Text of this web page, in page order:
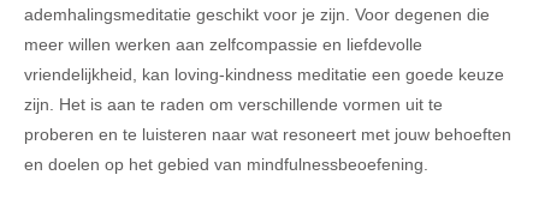
ademhalingsmeditatie geschikt voor je zijn. Voor degenen die
meer willen werken aan zelfcompassie en liefdevolle
vriendelijkheid, kan loving-kindness meditatie een goede keuze
zijn. Het is aan te raden om verschillende vormen uit te
proberen en te luisteren naar wat resoneert met jouw behoeften
en doelen op het gebied van mindfulnessbeoefening.